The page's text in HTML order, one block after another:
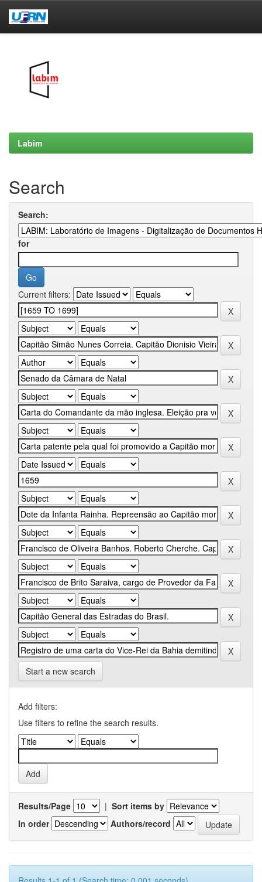
Labim
Search
Search:
for
Current filters:
Start a new search
Add filters:
Use filters to refine the search results.
Results/Page | Sort items by
In order
Authors/record